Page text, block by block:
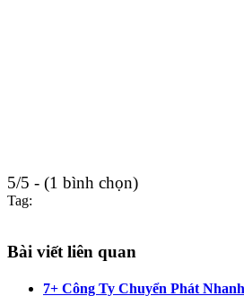
5/5 - (1 bình chọn)
Tag:
Bài viết liên quan
7+ Công Ty Chuyển Phát